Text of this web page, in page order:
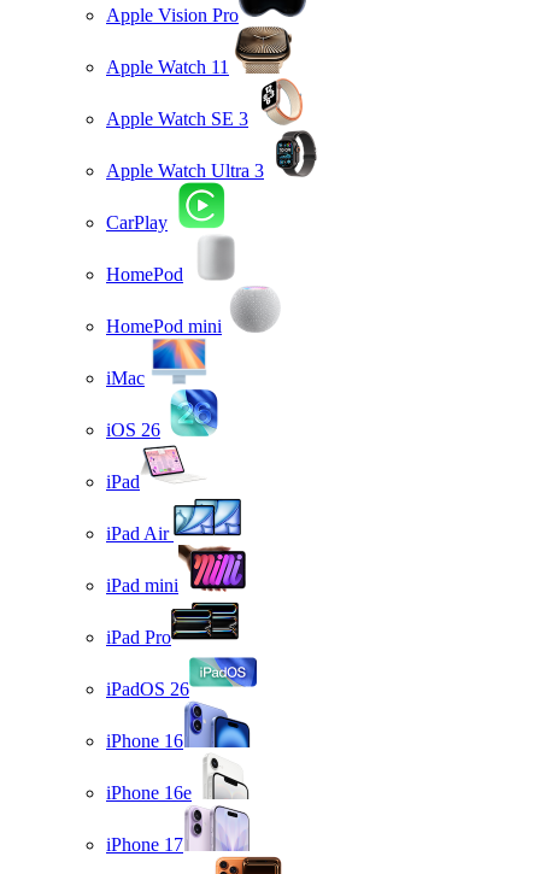
Apple Vision Pro
Apple Watch 11
Apple Watch SE 3
Apple Watch Ultra 3
CarPlay
HomePod
HomePod mini
iMac
iOS 26
iPad
iPad Air
iPad mini
iPad Pro
iPadOS 26
iPhone 16
iPhone 16e
iPhone 17